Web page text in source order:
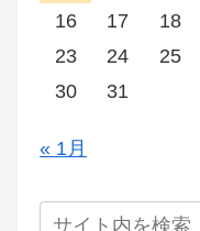
16
17 18
23
24 25
30
31
« 1月